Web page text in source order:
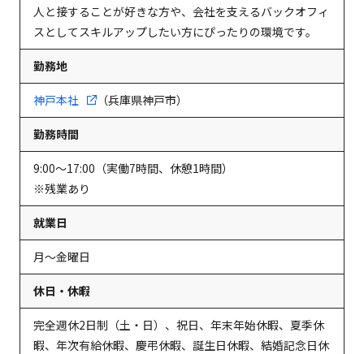
人と接することが好きな方や、会社を支えるバックオフィ
スとしてスキルアップしたい方にぴったりの環境です。
勤務地
神戸本社 （兵庫県神戸市）
勤務時間
9:00～17:00（実働7時間、休憩1時間）
※残業あり
就業日
月～金曜日
休日・休暇
完全週休2日制（土・日）、祝日、年末年始休暇、夏季休
暇、年次有給休暇、慶弔休暇、誕生日休暇、結婚記念日休